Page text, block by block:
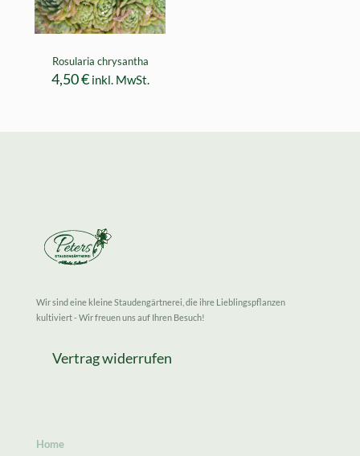
Rosularia chrysantha
4,50€ inkl. MwSt.
Wir sind eine kleine Staudengärtnerei, die ihre Lieblingspflanzen
kultiviert - Wir freuen uns auf Ihren Besuch!
Vertrag widerrufen
Home